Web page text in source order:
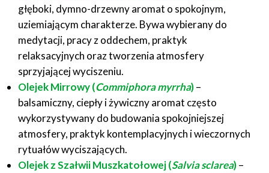
głęboki, dymno-drzewny aromat o spokojnym,
uziemiającym charakterze. Bywa wybierany do
medytacji, pracy z oddechem, praktyk
relaksacyjnych oraz tworzenia atmosfery
sprzyjającej wyciszeniu.
Olejek Mirrowy (Commiphora myrrha)–
balsamiczny, ciepły i żywiczny aromat często
wykorzystywany do budowania spokojniejszej
atmosfery, praktyk kontemplacyjnych i wieczornych
rytuałów wyciszających.
Olejek z Szałwii Muszkatołowej (Salvia sclarea)–